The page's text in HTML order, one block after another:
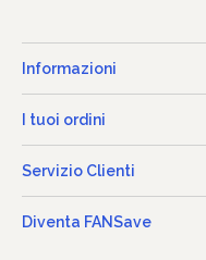
Informazioni
I tuoi ordini
Servizio Clienti
Diventa FANSave